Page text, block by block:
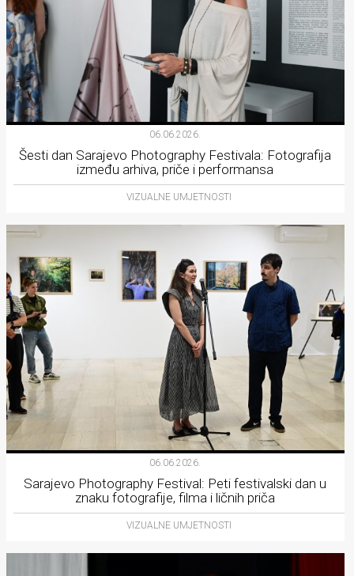
06.06.2026.
Šesti dan Sarajevo Photography Festivala: Fotografija
između arhiva, priče i performansa
VIZUALNE UMJETNOSTI
06.06.2026.
Sarajevo Photography Festival: Peti festivalski dan u
znaku fotografije, filma i ličnih priča
VIZUALNE UMJETNOSTI